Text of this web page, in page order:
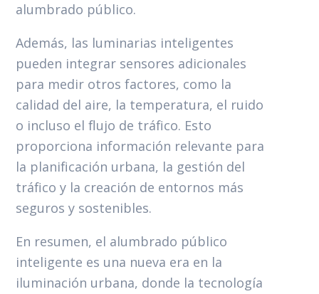
alumbrado público.
Además, las luminarias inteligentes
pueden integrar sensores adicionales
para medir otros factores, como la
calidad del aire, la temperatura, el ruido
o incluso el flujo de tráfico. Esto
proporciona información relevante para
la planificación urbana, la gestión del
tráfico y la creación de entornos más
seguros y sostenibles.
En resumen, el alumbrado público
inteligente es una nueva era en la
iluminación urbana, donde la tecnología